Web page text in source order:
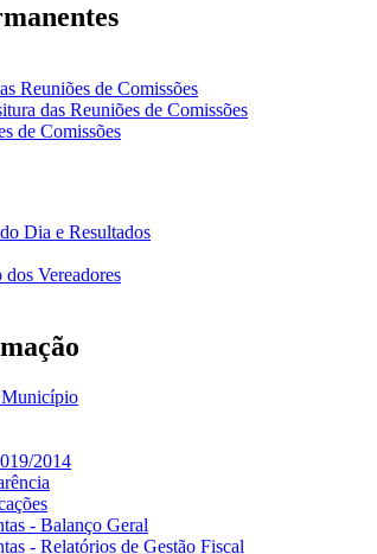
Reuniões de Comissões
das Reuniões de Comissões
de Comissões
Dia e Resultados
Vereadores
2014
- Balanço Geral
- Relatórios de Gestão Fiscal